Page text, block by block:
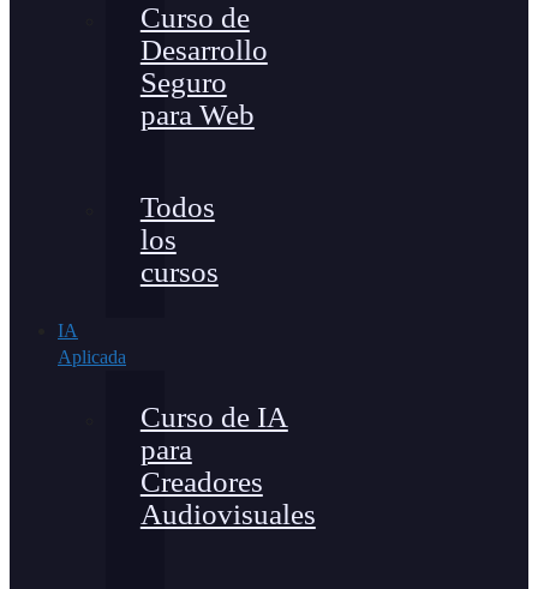
Curso de
Desarrollo
Seguro
para Web
Todos
los
cursos
IA
Aplicada
Curso de IA
para
Creadores
Audiovisuales